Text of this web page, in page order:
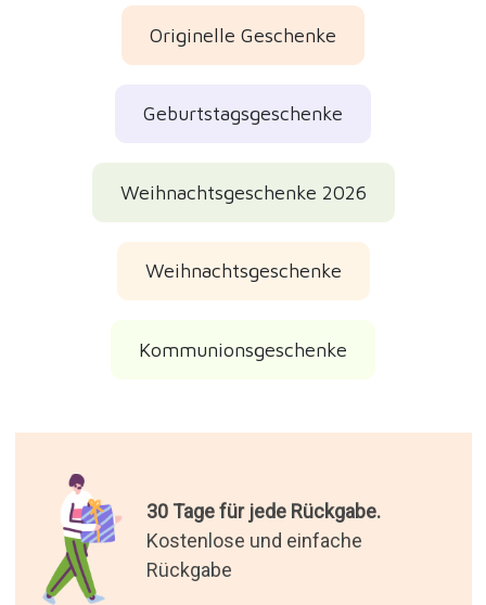
Originelle Geschenke
Geburtstagsgeschenke
Weihnachtsgeschenke 2026
Weihnachtsgeschenke
Kommunionsgeschenke
30 Tage für jede Rückgabe.
Kostenlose und einfache
Rückgabe